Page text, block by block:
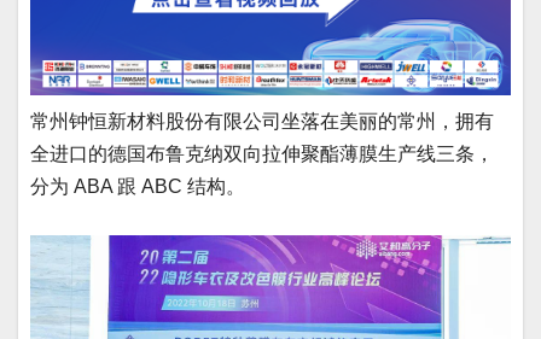
常州钟恒新材料股份有限公司坐落在美丽的常州，拥有
全进口的德国布鲁克纳双向拉伸聚酯薄膜生产线三条，
分为 ABA 跟 ABC 结构。